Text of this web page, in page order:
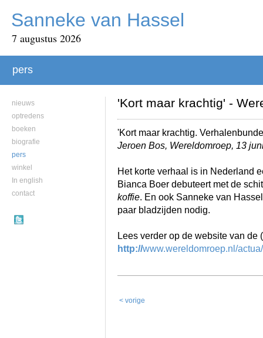
Sanneke van Hassel
7 augustus 2026
pers
nieuws
optredens
boeken
biografie
pers
winkel
In english
contact
'Kort maar krachtig' -
'Kort maar krachtig.
Jeroen Bos, Wereldomroep, 13
Het korte verhaal is in Nederland
Bianca Boer debuteert met de
koffie. En ook Sanneke van
paar bladzijden nodig.
Lees verder op de website van de (
http://www.wereldomroep.nl/
< vorige